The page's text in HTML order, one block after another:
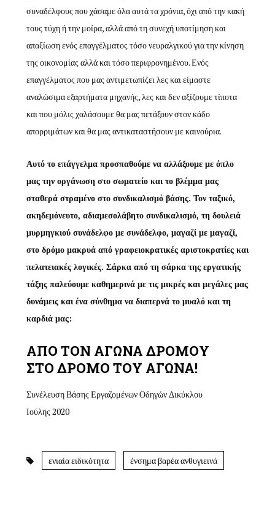
συναδέλφους που χάσαμε όλα αυτά τα χρόνια, όχι από την κακή
τους τύχη ή την μοίρα, αλλά από τη συνεχή υποτίμηση και
απαξίωση ενός επαγγέλματος τόσο νευραλγικού για την κίνηση
της οικονομίας αλλά και τόσο περιφρονημένου. Ενός
επαγγέλματος που μας αντιμετωπίζει λες και είμαστε
αναλώσιμα εξαρτήματα μηχανής, λες και δεν αξίζουμε τίποτα
και που μόλις χαλάσουμε θα μας πετάξουν στον κάδο
απορριμάτων και θα μας αντικαταστήσουν με καινούρια.
Αυτό το επάγγελμα προσπαθούμε να αλλάξουμε με όπλο
μας την οργάνωση στο σωματείο και το βλέμμα μας
σταθερά στραμένο στο συνδικαλισμό βάσης. Τον ταξικό,
ακηδεμόνευτο, αδιαμεσολάβητο συνδικαλισμό, τη δουλειά
μυρμηγκιού συνάδελφο με συνάδελφο, μαγαζί με μαγαζί,
στο δρόμο μακρυά από γραφειοκρατικές αριστοκρατίες και
πελατειακές λογικές. Σάρκα από τη σάρκα της εργατικής
τάξης παλεύουμε καθημερινά με τις μικρές και μεγάλες μας
δυνάμεις και ένα σύνθημα να διαπερνά το μυαλό και τη
καρδιά μας:
ΑΠΟ ΤΟΝ ΑΓΩΝΑ ΔΡΟΜΟΥ
ΣΤΟ ΔΡΟΜΟ ΤΟΥ ΑΓΩΝΑ!
Συνέλευση Βάσης Εργαζομένων Οδηγών Δικύκλου
Ιούλης 2020
ενιαία ειδικότητα ένσημα βαρέα ανθυγιεινά